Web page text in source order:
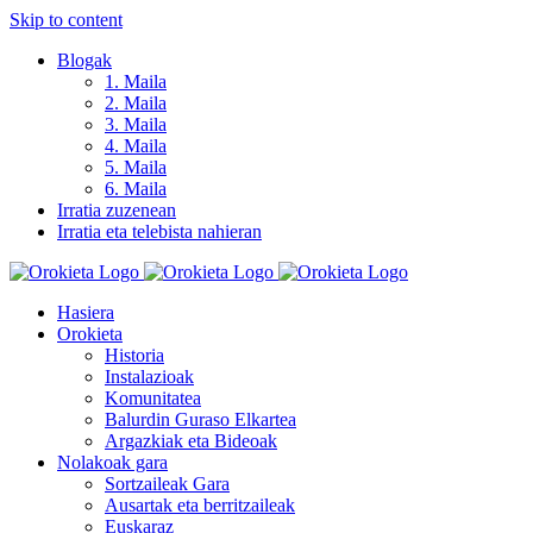
Skip to content
Blogak
1. Maila
2. Maila
3. Maila
4. Maila
5. Maila
6. Maila
Irratia zuzenean
Irratia eta telebista nahieran
Hasiera
Orokieta
Historia
Instalazioak
Komunitatea
Balurdin Guraso Elkartea
Argazkiak eta Bideoak
Nolakoak gara
Sortzaileak Gara
Ausartak eta berritzaileak
Euskaraz